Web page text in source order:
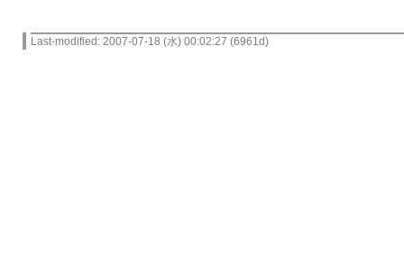
Last-modified: 2007-07-18 (水) 00:02:27 (6961d)